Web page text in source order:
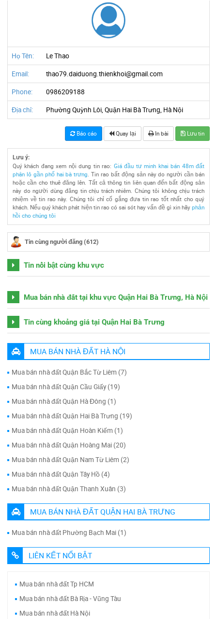
Họ Tên: Le Thao
Email: thao79.daiduong.thienkhoi@gmail.com
Phone: 0986209188
Địa chỉ: Phường Quỳnh Lôi, Quận Hai Bà Trưng, Hà Nội
Báo cáo Quay lại In bài Lưu tin
Lưu ý:
Quý khách đang xem nội dung tin rao: Giá đầu tư minh khai bán 48m đất
phân lô gần phố hai bà trưng. Tin rao bất động sản này do người cần bán
hoặc cần cho thuê đăng lên. Tất cả thông tin liên quan đến bất động sản
này do người dùng đăng tin chịu trách nhiêm. Chúng tôi không chịu trách
nhiệm về tin rao này. Chúng tôi chỉ cố gắng đưa tin rao tốt nhất cho quý
khách. Nếu quý khách phát hiện tin rao có sai sót hay vấn đề gì xin hãy phản
hồi cho chúng tôi
Tin cùng người đăng (612)
Tin nổi bật cùng khu vực
Mua bán nhà đất tại khu vực Quận Hai Bà Trưng, Hà Nội
Tin cùng khoảng giá tại Quận Hai Bà Trưng
MUA BÁN NHÀ ĐẤT HÀ NỘI
Mua bán nhà đất Quận Bắc Từ Liêm (7)
Mua bán nhà đất Quận Cầu Giấy (19)
Mua bán nhà đất Quận Hà Đông (1)
Mua bán nhà đất Quận Hai Bà Trưng (19)
Mua bán nhà đất Quận Hoàn Kiếm (1)
Mua bán nhà đất Quận Hoàng Mai (20)
Mua bán nhà đất Quận Nam Từ Liêm (2)
Mua bán nhà đất Quận Tây Hồ (4)
Mua bán nhà đất Quận Thanh Xuân (3)
MUA BÁN NHÀ ĐẤT QUẬN HAI BÀ TRƯNG
Mua bán nhà đất Phường Bạch Mai (1)
LIÊN KẾT NỔI BẬT
Mua bán nhà đất Tp HCM
Mua bán nhà đất Bà Rịa - Vũng Tàu
Mua bán nhà đất Hà Nội